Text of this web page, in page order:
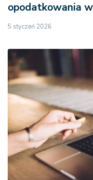
opodatkowania
5 styczeń 2026